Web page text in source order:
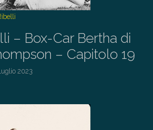
– Box-Car Bertha di
– Capitolo 19
2023